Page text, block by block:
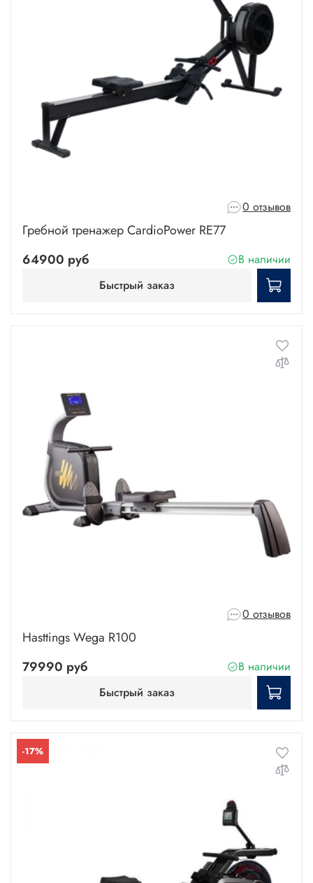
0 отзывов
Гребной тренажер CardioPower RE77
64900 руб
В наличии
Быстрый заказ
0 отзывов
Hasttings Wega R100
79990 руб
В наличии
Быстрый заказ
-17%